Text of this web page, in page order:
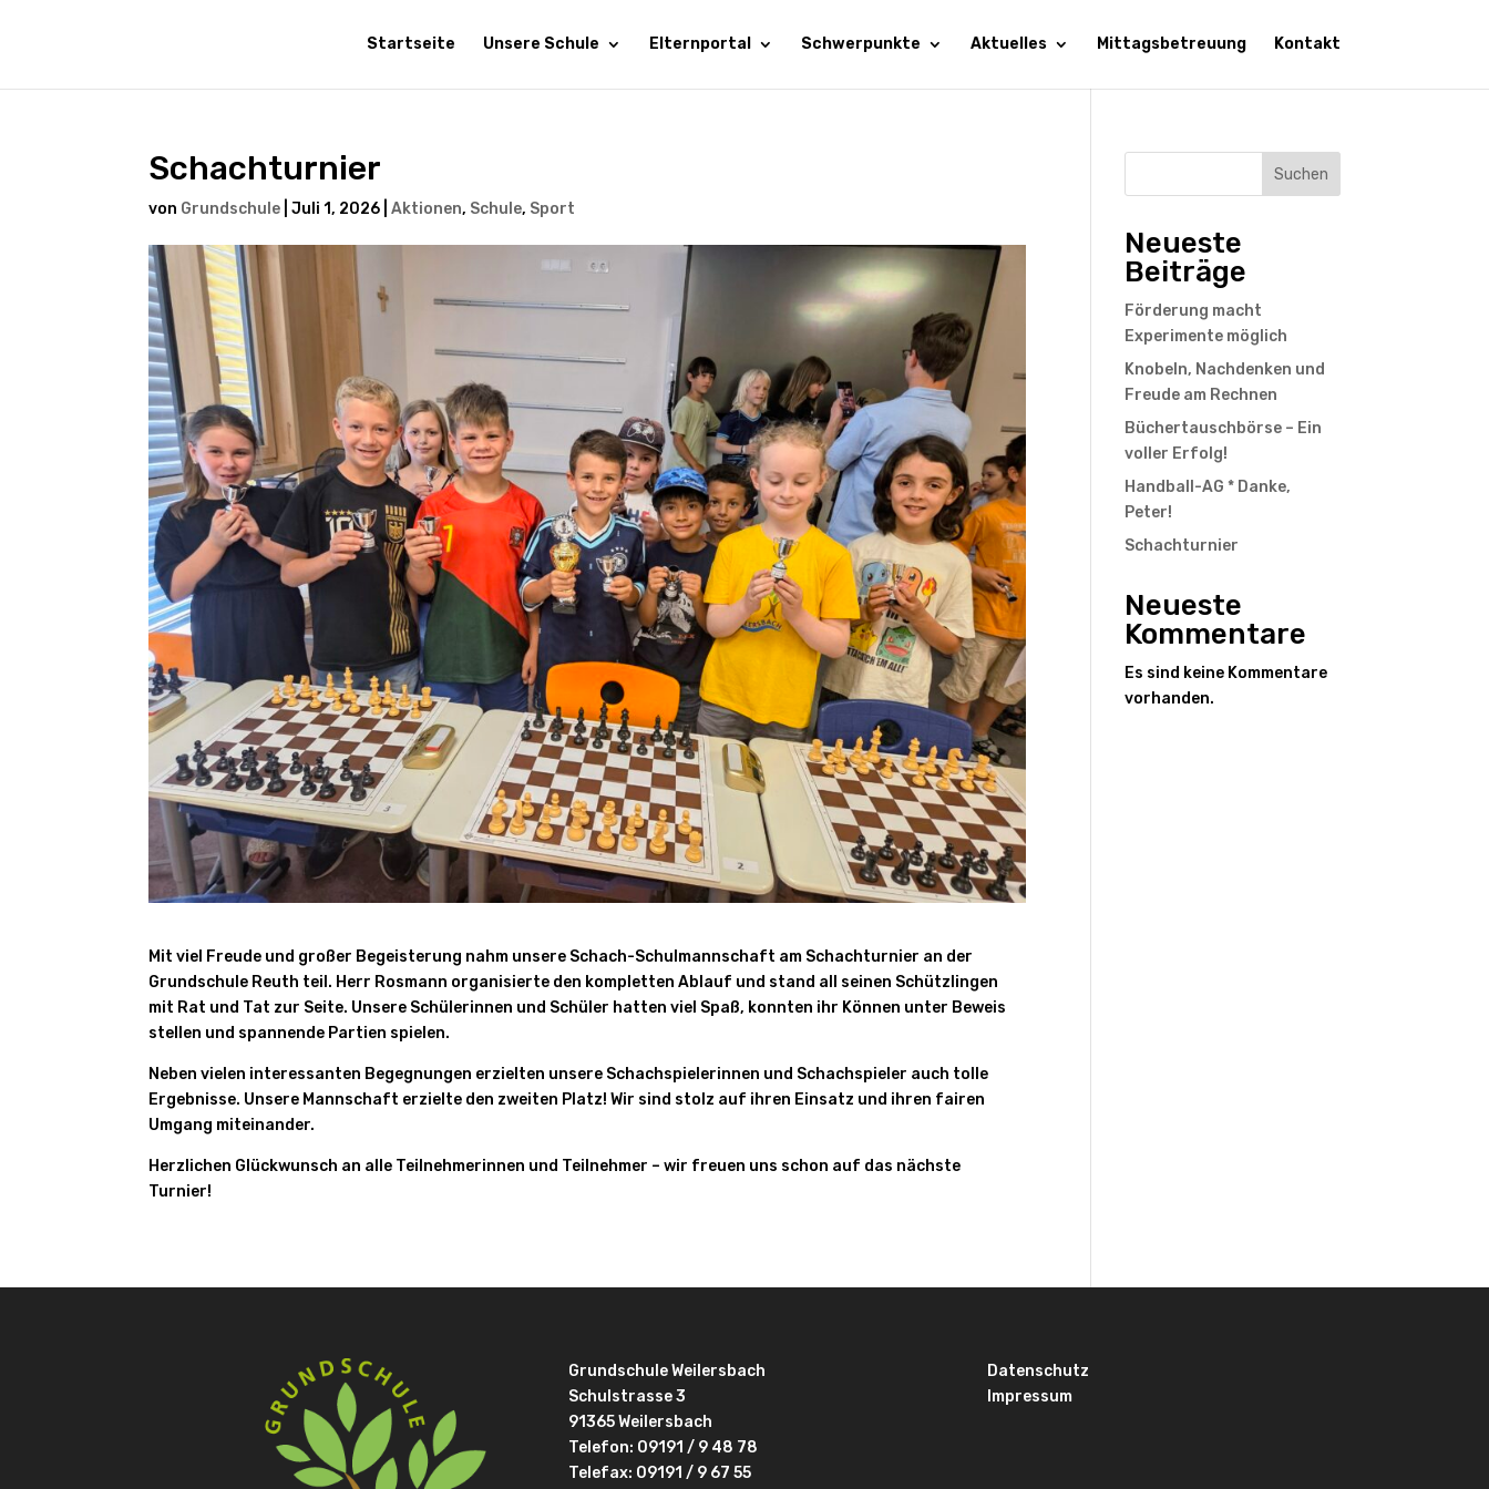
Startseite Unsere Schule Elternportal Schwerpunkte Aktuelles Mittagsbetreuung Kontakt
Schachturnier
von Grundschule |Juli 1, 2026 |Aktionen, Schule, Sport
Mit viel Freude und großer Begeisterung nahm unsere Schach-Schulmannschaft am Schachturnier an der
Grundschule Reuth teil. Herr Rosmann organisierte den kompletten Ablauf und stand all seinen Schützlingen
mit Rat und Tat zur Seite. Unsere Schülerinnen und Schüler hatten viel Spaß, konnten ihr Können unter Beweis
stellen und spannende Partien spielen.
Neben vielen interessanten Begegnungen erzielten unsere Schachspielerinnen und Schachspieler auch tolle
Ergebnisse. Unsere Mannschaft erzielte den zweiten Platz! Wir sind stolz auf ihren Einsatz und ihren fairen
Umgang miteinander.
Herzlichen Glückwunsch an alle Teilnehmerinnen und Teilnehmer – wir freuen uns schon auf das nächste
Turnier!
Suchen
Neueste
Beiträge
Förderung macht
Experimente möglich
Knobeln, Nachdenken und
Freude am Rechnen
Büchertauschbörse – Ein
voller Erfolg!
Handball-AG * Danke,
Peter!
Schachturnier
Neueste
Kommentare
Es sind keine Kommentare
vorhanden.
Grundschule Weilersbach
Schulstrasse 3
91365 Weilersbach
Telefon: 09191 / 9 48 78
Telefax: 09191 / 9 67 55
Datenschutz
Impressum